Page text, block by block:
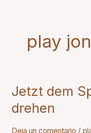
play
Jetzt dem
drehen
Deja un comentario /
Jetzt
Spiel